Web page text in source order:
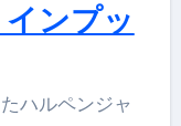
ンプッ